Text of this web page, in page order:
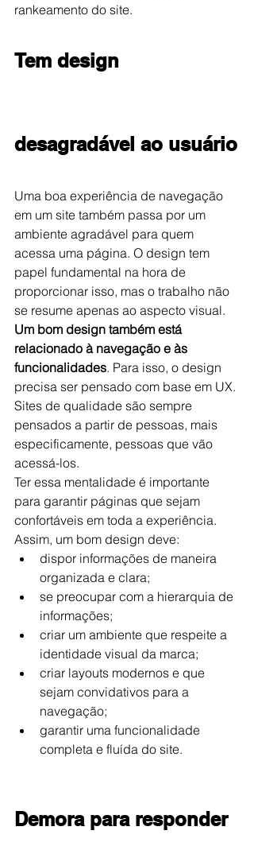
rankeamento do site.
Tem design
desagradável ao usuário
Uma boa experiência de navegação
em um site também passa por um
ambiente agradável para quem
acessa uma página. O design tem
papel fundamental na hora de
proporcionar isso, mas o trabalho não
se resume apenas ao aspecto visual.
Um bom design também está
relacionado à navegação e às
funcionalidades. Para isso, o design
precisa ser pensado com base em UX.
Sites de qualidade são sempre
pensados a partir de pessoas, mais
especificamente, pessoas que vão
acessá-los.
Ter essa mentalidade é importante
para garantir páginas que sejam
confortáveis em toda a experiência.
Assim, um bom design deve:
dispor informações de maneira
organizada e clara;
se preocupar com a hierarquia de
informações;
criar um ambiente que respeite a
identidade visual da marca;
criar layouts modernos e que
sejam convidativos para a
navegação;
garantir uma funcionalidade
completa e fluída do site.
Demora para responder